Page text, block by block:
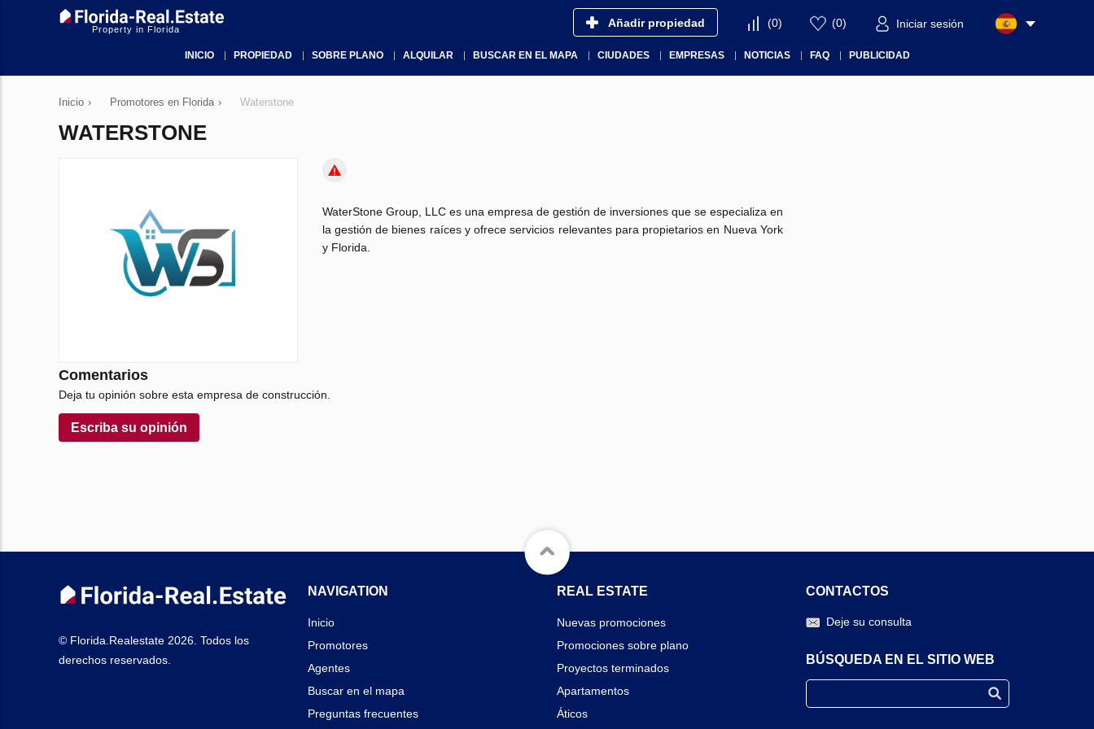
Property in Florida Añadir propiedad (0) (0) Iniciar sesión
INICIO PROPIEDAD SOBRE PLANO ALQUILAR BUSCAR EN EL MAPA CIUDADES EMPRESAS NOTICIAS FAQ PUBLICIDAD
Inicio › Promotores en Florida › Waterstone
WATERSTONE
WaterStone Group, LLC es una empresa de gestión de inversiones que se especializa en
la gestión de bienes raíces y ofrece servicios relevantes para propietarios en Nueva York
y Florida.
Comentarios
Deja tu opinión sobre esta empresa de construcción.
Escriba su opinión
© Florida.Realestate 2026. Todos los
derechos reservados.
NAVIGATION
Inicio
Promotores
Agentes
Buscar en el mapa
Preguntas frecuentes
REAL ESTATE
Nuevas promociones
Promociones sobre plano
Proyectos terminados
Apartamentos
Áticos
CONTACTOS
Deje su consulta
BÚSQUEDA EN EL SITIO WEB